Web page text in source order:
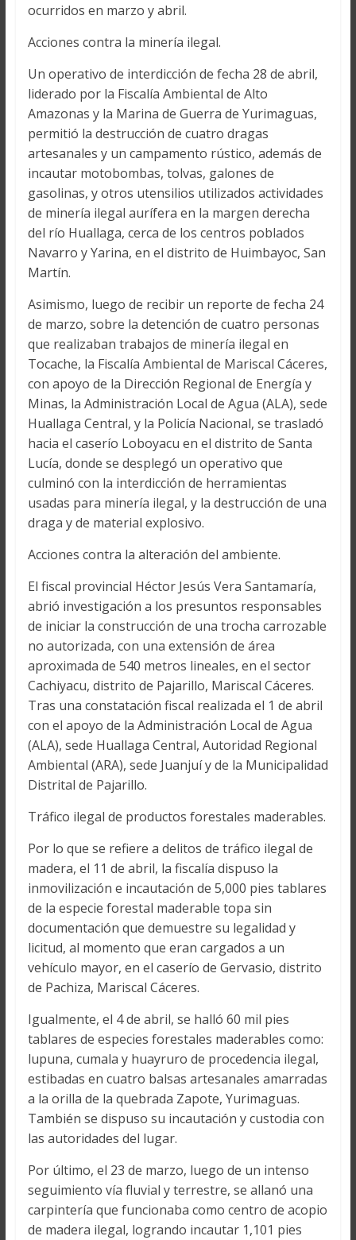
ocurridos en marzo y abril.
Acciones contra la minería ilegal.
Un operativo de interdicción de fecha 28 de abril,
liderado por la Fiscalía Ambiental de Alto
Amazonas y la Marina de Guerra de Yurimaguas,
permitió la destrucción de cuatro dragas
artesanales y un campamento rústico, además de
incautar motobombas, tolvas, galones de
gasolinas, y otros utensilios utilizados actividades
de minería ilegal aurífera en la margen derecha
del río Huallaga, cerca de los centros poblados
Navarro y Yarina, en el distrito de Huimbayoc, San
Martín.
Asimismo, luego de recibir un reporte de fecha 24
de marzo, sobre la detención de cuatro personas
que realizaban trabajos de minería ilegal en
Tocache, la Fiscalía Ambiental de Mariscal Cáceres,
con apoyo de la Dirección Regional de Energía y
Minas, la Administración Local de Agua (ALA), sede
Huallaga Central, y la Policía Nacional, se trasladó
hacia el caserío Loboyacu en el distrito de Santa
Lucía, donde se desplegó un operativo que
culminó con la interdicción de herramientas
usadas para minería ilegal, y la destrucción de una
draga y de material explosivo.
Acciones contra la alteración del ambiente.
El fiscal provincial Héctor Jesús Vera Santamaría,
abrió investigación a los presuntos responsables
de iniciar la construcción de una trocha carrozable
no autorizada, con una extensión de área
aproximada de 540 metros lineales, en el sector
Cachiyacu, distrito de Pajarillo, Mariscal Cáceres.
Tras una constatación fiscal realizada el 1 de abril
con el apoyo de la Administración Local de Agua
(ALA), sede Huallaga Central, Autoridad Regional
Ambiental (ARA), sede Juanjuí y de la Municipalidad
Distrital de Pajarillo.
Tráfico ilegal de productos forestales maderables.
Por lo que se refiere a delitos de tráfico ilegal de
madera, el 11 de abril, la fiscalía dispuso la
inmovilización e incautación de 5,000 pies tablares
de la especie forestal maderable topa sin
documentación que demuestre su legalidad y
licitud, al momento que eran cargados a un
vehículo mayor, en el caserío de Gervasio, distrito
de Pachiza, Mariscal Cáceres.
Igualmente, el 4 de abril, se halló 60 mil pies
tablares de especies forestales maderables como:
lupuna, cumala y huayruro de procedencia ilegal,
estibadas en cuatro balsas artesanales amarradas
a la orilla de la quebrada Zapote, Yurimaguas.
También se dispuso su incautación y custodia con
las autoridades del lugar.
Por último, el 23 de marzo, luego de un intenso
seguimiento vía fluvial y terrestre, se allanó una
carpintería que funcionaba como centro de acopio
de madera ilegal, logrando incautar 1,101 pies